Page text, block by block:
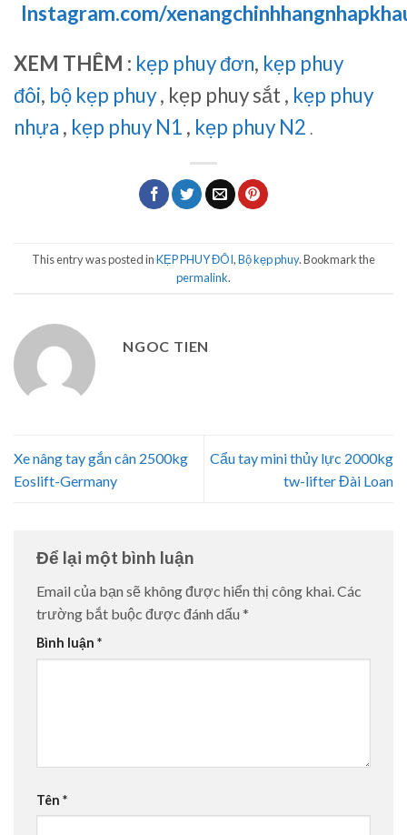
Instagram.com/
XEM THÊM : kẹp phuy đơn, kẹp phuy
đôi, bộ kẹp phuy, kẹp phuy sắt , kẹp phuy
nhựa , kẹp phuy N1 , kẹp phuy N2 .
This entry was posted inKẸP PHUY ĐÔI,Bộ kẹp phuy. Bookmark the
permalink.
NGOC TIEN
Xe nâng tay gắn cân 2500kg
Eoslift-Germany
Cẩu tay mini thủy lực 2000kg
tw-lifter Đài Loan
Để lại một bình luận
Email của bạn sẽ không được hiển thị công khai.Các
trường bắt buộc được đánh dấu *
Bình luận *
Tên *